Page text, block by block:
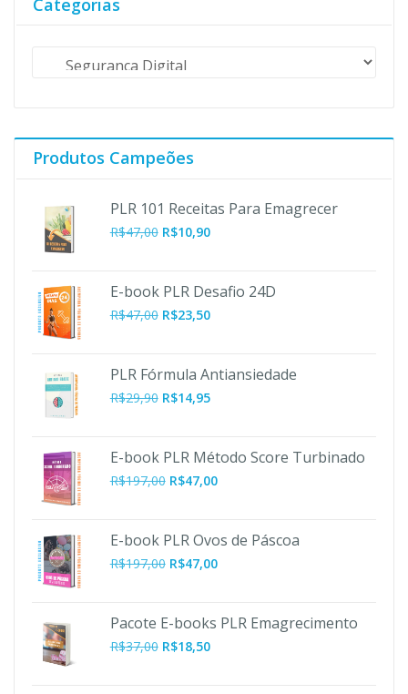
Categorias
Produtos Campeões
PLR 101 Receitas Para Emagrecer
R$47,00 O
era:
R$47,00.
R$10,90O
é:
R$10,90.
E-book PLR Desafio 24D
R$47,00 R$23,50
PLR Fórmula Antiansiedade
R$29,90 R$14,95
E-book PLR Método Score Turbinado
R$197,00 O
era:
R$197,00.
R$47,00O
é:
R$47,00.
E-book PLR Ovos de Páscoa
R$197,00 O
era:
R$197,00.
R$47,00O
é:
Pacote E-books PLR Emagrecimento
R$37,00 R$18,50